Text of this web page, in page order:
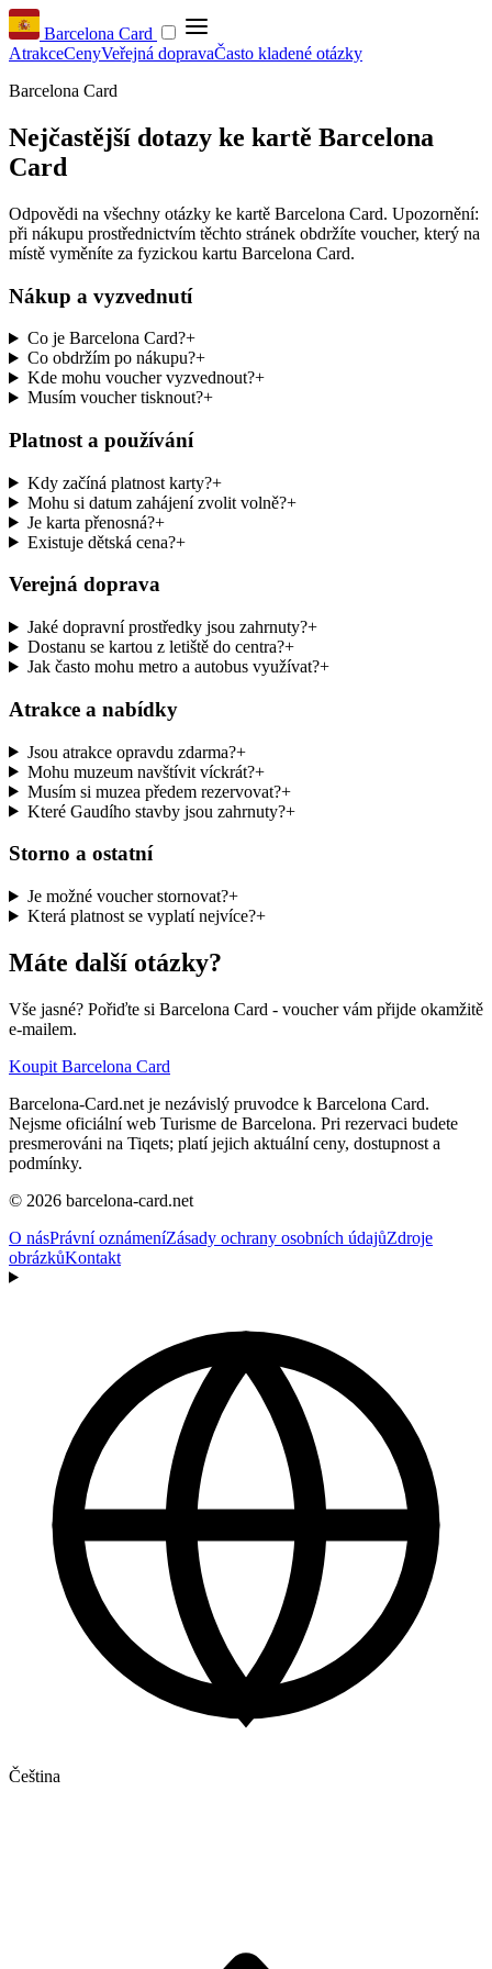
Barcelona Card
AtrakceCenyVeřejná dopravaČasto kladené otázky
Barcelona Card
Nejčastější dotazy ke kartě Barcelona
Card
Odpovědi na všechny otázky ke kartě Barcelona Card. Upozornění:
při nákupu prostřednictvím těchto stránek obdržíte voucher, který na
místě vyměníte za fyzickou kartu Barcelona Card.
Nákup a vyzvednutí
Co je Barcelona Card?+
Co obdržím po nákupu?+
Kde mohu voucher vyzvednout?+
Musím voucher tisknout?+
Platnost a používání
Kdy začíná platnost karty?+
Mohu si datum zahájení zvolit volně?+
Je karta přenosná?+
Existuje dětská cena?+
Verejná doprava
Jaké dopravní prostředky jsou zahrnuty?+
Dostanu se kartou z letiště do centra?+
Jak často mohu metro a autobus využívat?+
Atrakce a nabídky
Jsou atrakce opravdu zdarma?+
Mohu muzeum navštívit víckrát?+
Musím si muzea předem rezervovat?+
Které Gaudího stavby jsou zahrnuty?+
Storno a ostatní
Je možné voucher stornovat?+
Která platnost se vyplatí nejvíce?+
Máte další otázky?
Vše jasné? Pořiďte si Barcelona Card - voucher vám přijde okamžitě
e-mailem.
Koupit Barcelona Card
Barcelona-Card.net je nezávislý pruvodce k Barcelona Card.
Nejsme oficiální web Turisme de Barcelona. Pri rezervaci budete
presmerováni na Tiqets; platí jejich aktuální ceny, dostupnost a
podmínky.
© 2026 barcelona-card.net
O násPrávní oznámeníZásady ochrany osobních údajůZdroje
obrázkůKontakt
Čeština